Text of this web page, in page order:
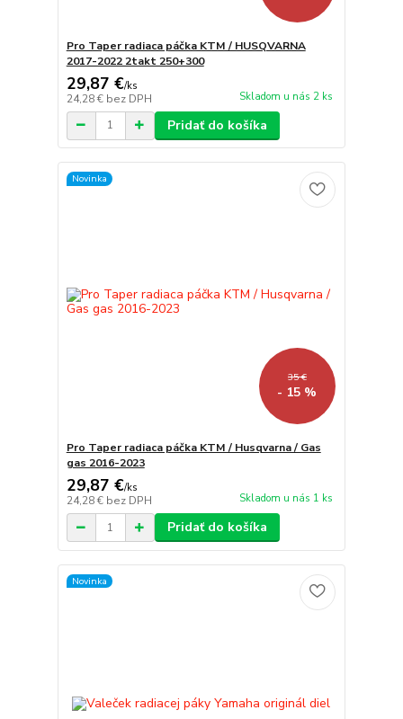
Pro Taper radiaca páčka KTM / HUSQVARNA
2017-2022 2takt 250+300
29,87 €/ks
24,28 € bez DPH Skladom u nás 2 ks
Pridať do košíka
Novinka
35 €
- 15 %
Pro Taper radiaca páčka KTM / Husqvarna / Gas
gas 2016-2023
29,87 €/ks
24,28 € bez DPH Skladom u nás 1 ks
Pridať do košíka
Novinka